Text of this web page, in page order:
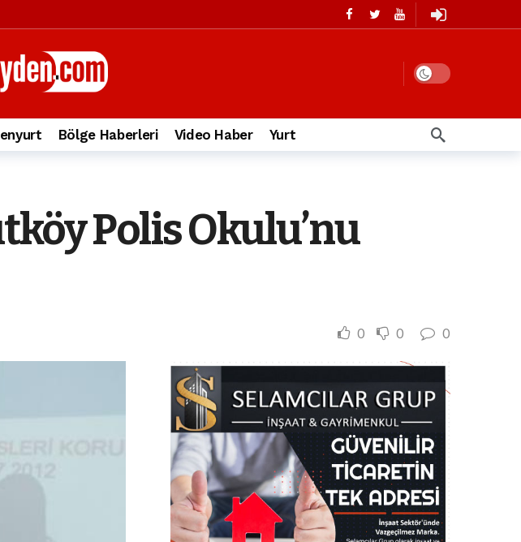
suçlamalar 10 ay önce
önce
Bölge Haberleri Video Haber Yurt
Polis Okulu’nu
0 0 0